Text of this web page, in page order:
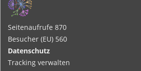
Seitenaufrufe 870
Besucher (EU) 560
Datenschutz
Tracking verwalten